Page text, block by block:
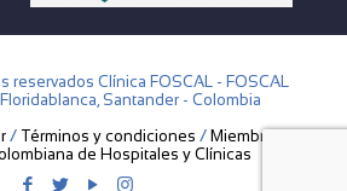
reservados Clínica FOSCAL - FOSCAL
Santander - Colombia
/ Términos y condiciones / Miembros
de Hospitales y Clínicas